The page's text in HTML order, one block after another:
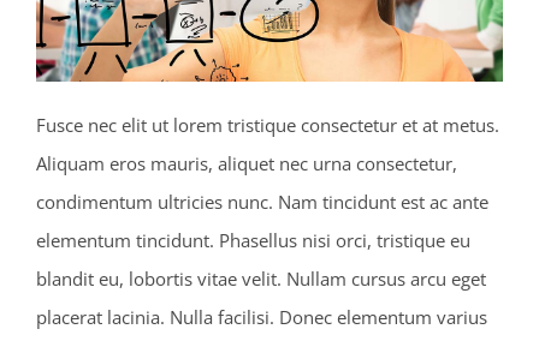
Fusce nec elit ut lorem tristique consectetur et at metus.
Aliquam eros mauris, aliquet nec urna consectetur,
condimentum ultricies nunc. Nam tincidunt est ac ante
elementum tincidunt. Phasellus nisi orci, tristique eu
blandit eu, lobortis vitae velit. Nullam cursus arcu eget
placerat lacinia. Nulla facilisi. Donec elementum varius